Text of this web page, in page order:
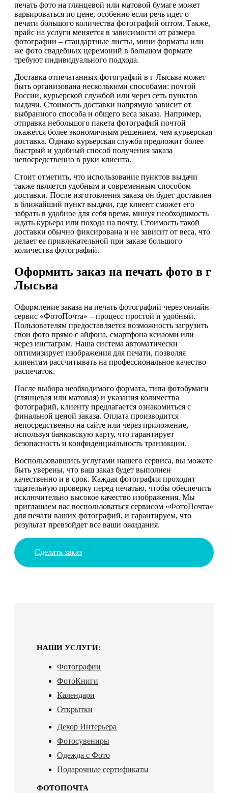
печать фото на глянцевой или матовой бумаге может
варьироваться по цене, особенно если речь идет о
печати большого количества фотографий оптом. Также,
прайс на услуги меняется в зависимости от размера
фотографии – стандартные листы, мини форматы или
же фото свадебных церемоний в большом формате
требуют индивидуального подхода.
Доставка отпечатанных фотографий в г Лысьва может
быть организована несколькими способами: почтой
России, курьерской службой или через сеть пунктов
выдачи. Стоимость доставки напрямую зависит от
выбранного способа и общего веса заказа. Например,
отправка небольшого пакета фотографий почтой
окажется более экономичным решением, чем курьерская
доставка. Однако курьерская служба предложит более
быстрый и удобный способ получения заказа
непосредственно в руки клиента.
Стоит отметить, что использование пунктов выдачи
также является удобным и современным способом
доставки. После изготовления заказа он будет доставлен
в ближайший пункт выдачи, где клиент сможет его
забрать в удобное для себя время, минуя необходимость
ждать курьера или похода на почту. Стоимость такой
доставки обычно фиксирована и не зависит от веса, что
делает ее привлекательной при заказе большого
количества фотографий.
Оформить заказ на печать фото в г
Лысьва
Оформление заказа на печать фотографий через онлайн-
сервис «ФотоПочта» – процесс простой и удобный.
Пользователям предоставляется возможность загрузить
свои фото прямо с айфона, смартфона ксиаоми или
через инстаграм. Наша система автоматически
оптимизирует изображения для печати, позволяя
клиентам рассчитывать на профессиональное качество
распечаток.
После выбора необходимого формата, типа фотобумаги
(глянцевая или матовая) и указания количества
фотографий, клиенту предлагается ознакомиться с
финальной ценой заказа. Оплата производится
непосредственно на сайте или через приложение,
используя банковскую карту, что гарантирует
безопасность и конфиденциальность транзакции.
Воспользовавшись услугами нашего сервиса, вы можете
быть уверены, что ваш заказ будет выполнен
качественно и в срок. Каждая фотография проходит
тщательную проверку перед печатью, чтобы обеспечить
исключительно высокое качество изображения. Мы
приглашаем вас воспользоваться сервисом «ФотоПочта»
для печати ваших фотографий, и гарантируем, что
результат превзойдет все ваши ожидания.
Сделать заказ
НАШИ УСЛУГИ:
Фотографии
ФотоКниги
Календари
Открытки
Декор Интерьера
Фотосувениры
Одежда с Фото
Подарочные сертификаты
ФОТОПОЧТА